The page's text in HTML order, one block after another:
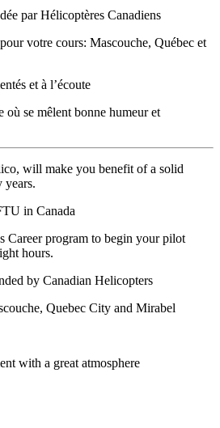
par Hélicoptères Canadiens
votre cours: Mascouche, Québec et
et à l’écoute
se mêlent bonne humeur et
will make you benefit of a solid
years.
in Canada
Career program to begin your pilot
hours.
by Canadian Helicopters
Quebec City and Mirabel
with a great atmosphere